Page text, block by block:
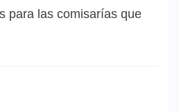
para las comisarías que